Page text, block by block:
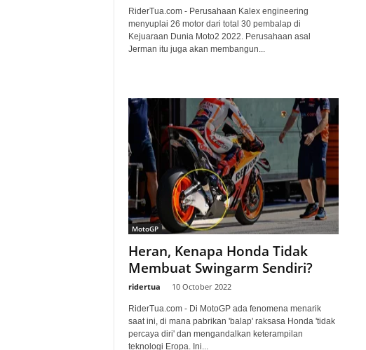
RiderTua.com - Perusahaan Kalex engineering
menyuplai 26 motor dari total 30 pembalap di
Kejuaraan Dunia Moto2 2022. Perusahaan asal
Jerman itu juga akan membangun...
MotoGP
Heran, Kenapa Honda Tidak
Membuat Swingarm Sendiri?
ridertua 10 October 2022
RiderTua.com - Di MotoGP ada fenomena menarik
saat ini, di mana pabrikan 'balap' raksasa Honda 'tidak
percaya diri' dan mengandalkan keterampilan
teknologi Eropa. Ini...